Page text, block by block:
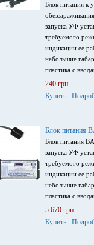
Блок питания к
запуска УФ
требуемого
индикации ее
небольшие
пластика с
240 грн
Купить
Блок питания
Блок питания
запуска УФ
требуемого
индикации ее
небольшие
пластика с
5 670 грн
Купить